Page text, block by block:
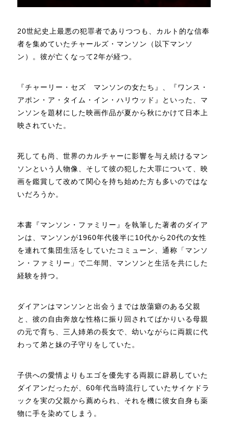
20世紀史上最悪の犯罪者でありつつも、カルト的な信奉
者を集めていたチャールズ・マンソン（以下マンソ
ン）。彼が亡くなって2年が経つ。
『チャーリー・セズ マンソンの女たち』、『ワンス・
アポン・ア・タイム・イン・ハリウッド』といった、マ
ンソンを題材にした映画作品が夏から秋にかけて日本上
映されていた。
死しても尚、世界のカルチャーに影響を与え続けるマン
ソンという人物像、そして彼の犯した大罪について、映
画を鑑賞して改めて関心を持ち始めた方も多いのではな
いだろうか。
本書『マンソン・ファミリー』を執筆した著者のダイア
ンは、マンソンが1960年代後半に10代から20代の女性
を連れて集団生活をしていたコミューン、通称「マンソ
ン・ファミリー」で二年間、マンソンと生活を共にした
経験を持つ。
ダイアンはマンソンと出会うまでは放蕩癖のある父親
と、彼の自由奔放な性格に振り回されてばかりいる母親
の元で育ち、三人姉弟の長女で、幼いながらに両親に代
わって弟と妹の子守りをしていた。
子供への愛情よりもエゴを優先する両親に辟易していた
ダイアンだったが、60年代当時流行していたサイケドラ
ックを実の父親から薦められ、それを機に彼女自身も薬
物に手を染めてしまう。